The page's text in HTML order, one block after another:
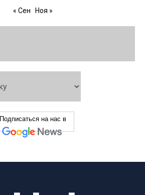
« Сен
Ноя »
Подписаться на нас в